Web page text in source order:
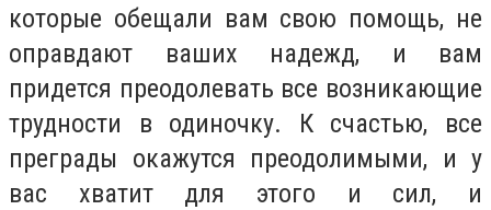
которые обещали вам свою помощь, не
оправдают ваших надежд, и вам
придется преодолевать все возникающие
трудности в одиночку. К счастью, все
преграды окажутся преодолимыми, и у
вас хватит для этого и сил, и